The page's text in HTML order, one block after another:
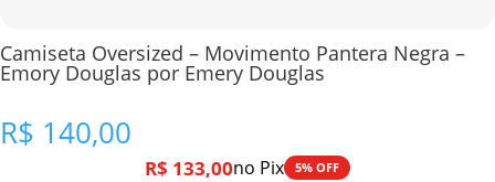
Camiseta Oversized – Movimento Pantera Negra –
Emory Douglas por Emery Douglas
R$ 140,00
R$ 133,00no Pix 5% OFF